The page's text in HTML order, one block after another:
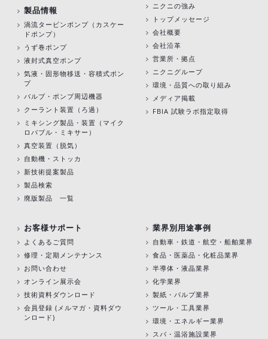
製品情報
渦流タービンポンプ （カスケー
ドポンプ）
うず巻ポンプ
液封式真空ポンプ
気液・固形物移送・容積式ポン
プ
バルブ・ポンプ周辺機器
クーラント装置（ろ過）
ミキシング製品・装置（マイク
ロバブル・ミキサー）
真空装置（脱気）
自動機・ストッカ
新技術提案製品
製品検索
廃版製品 一覧
ニクニの強み
トップメッセージ
会社概要
会社沿革
営業所・拠点
ニクニグループ
環境・品質への取り組み
メディア掲載
FBIA 試験ラボ指定取得
お客様サポート
よくあるご質問
修理・定期メンテナンス
お問い合わせ
オンライン展示会
技術資料ダウンロード
会員登録 (メルマガ・資料ダウ
ンロード)
業界別用途事例
自動車・鉄道・航空・船舶業界
食品・医薬品・化粧品業界
半導体・液晶業界
化学業界
製紙・パルプ業界
ツール・工具業界
環境・エネルギー業界
スパ・温浴施設業界